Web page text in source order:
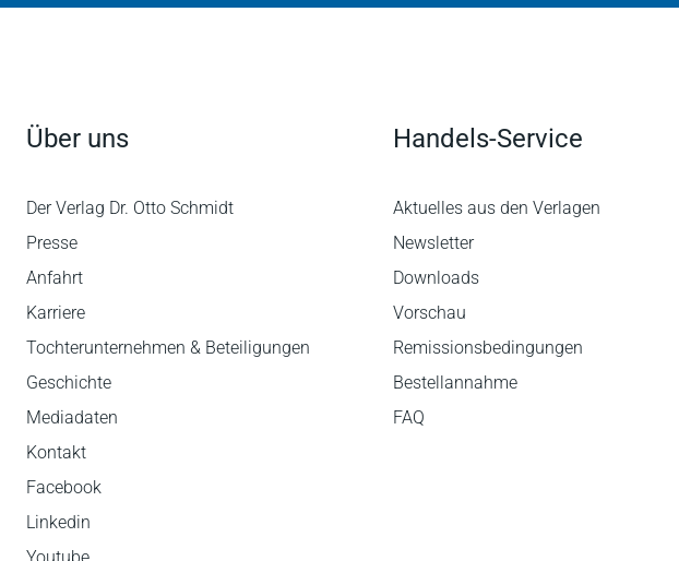
Über uns
Der Verlag Dr. Otto Schmidt
Presse
Anfahrt
Karriere
Tochterunternehmen & Beteiligungen
Geschichte
Mediadaten
Kontakt
Facebook
Linkedin
Handels-Service
Aktuelles aus den Verlagen
Newsletter
Downloads
Vorschau
Remissionsbedingungen
Bestellannahme
FAQ